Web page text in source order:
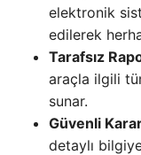
elektronik
edilerek
Tarafsız
araçla ilgili
sunar.
Güvenli
detaylı